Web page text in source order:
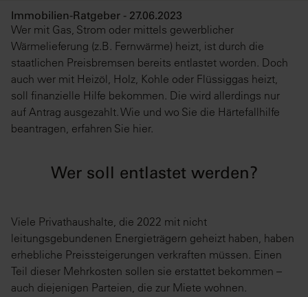
Immobilien-Ratgeber - 27.06.2023
Wer mit Gas, Strom oder mittels gewerblicher
Wärmelieferung (z.B. Fernwärme) heizt, ist durch die
staatlichen Preisbremsen bereits entlastet worden. Doch
auch wer mit Heizöl, Holz, Kohle oder Flüssiggas heizt,
soll finanzielle Hilfe bekommen. Die wird allerdings nur
auf Antrag ausgezahlt. Wie und wo Sie die Härtefallhilfe
beantragen, erfahren Sie hier.
Wer soll entlastet werden?
Viele Privathaushalte, die 2022 mit nicht
leitungsgebundenen Energieträgern geheizt haben, haben
erhebliche Preissteigerungen verkraften müssen. Einen
Teil dieser Mehrkosten sollen sie erstattet bekommen –
auch diejenigen Parteien, die zur Miete wohnen.